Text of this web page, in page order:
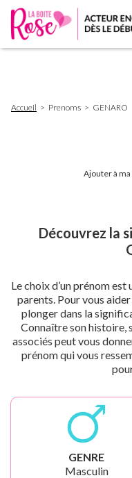
d'Ariane
Accueil Prenoms GENARO
Ajouter à
Découvrez la
Le choix d’un prénom
parents. Pour vous
plonger dans la
Connaître son histoire,
associés peut vous
prénom qui vous
GENRE
Masculin